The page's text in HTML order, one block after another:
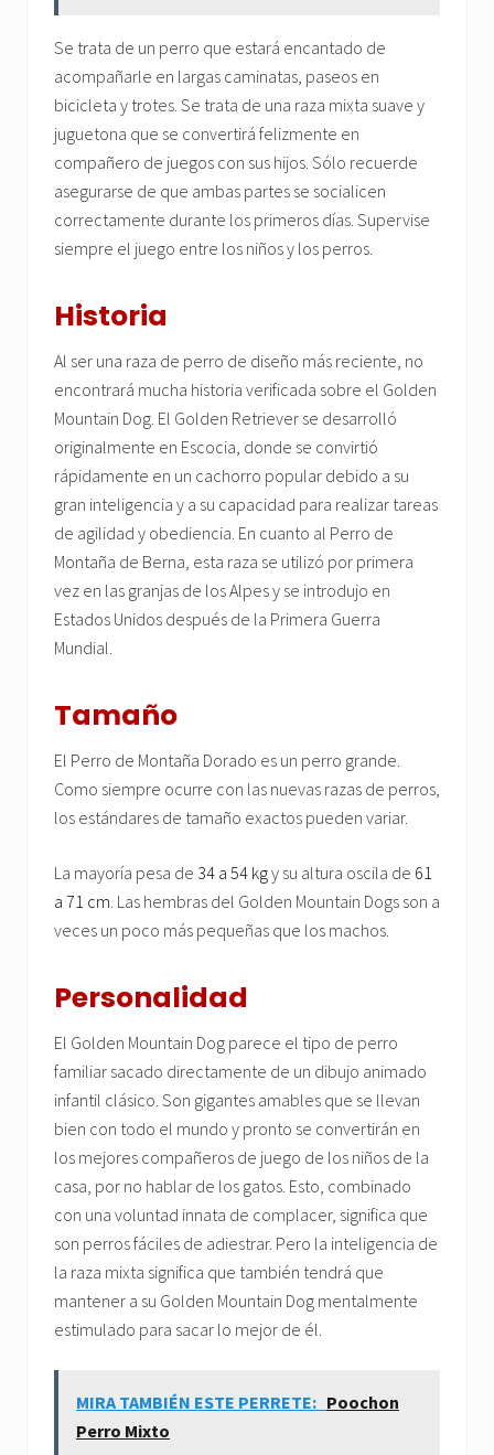
Se trata de un perro que estará encantado de
acompañarle en largas caminatas, paseos en
bicicleta y trotes. Se trata de una raza mixta suave y
juguetona que se convertirá felizmente en
compañero de juegos con sus hijos. Sólo recuerde
asegurarse de que ambas partes se socialicen
correctamente durante los primeros días. Supervise
siempre el juego entre los niños y los perros.
Historia
Al ser una raza de perro de diseño más reciente, no
encontrará mucha historia verificada sobre el Golden
Mountain Dog. El Golden Retriever se desarrolló
originalmente en Escocia, donde se convirtió
rápidamente en un cachorro popular debido a su
gran inteligencia y a su capacidad para realizar tareas
de agilidad y obediencia. En cuanto al Perro de
Montaña de Berna, esta raza se utilizó por primera
vez en las granjas de los Alpes y se introdujo en
Estados Unidos después de la Primera Guerra
Mundial.
Tamaño
El Perro de Montaña Dorado es un perro grande.
Como siempre ocurre con las nuevas razas de perros,
los estándares de tamaño exactos pueden variar.
La mayoría pesa de 34 a 54 kgy su altura oscila de 61
a 71 cm . Las hembras del Golden Mountain Dogs son a
veces un poco más pequeñas que los machos.
Personalidad
El Golden Mountain Dog parece el tipo de perro
familiar sacado directamente de un dibujo animado
infantil clásico. Son gigantes amables que se llevan
bien con todo el mundo y pronto se convertirán en
los mejores compañeros de juego de los niños de la
casa, por no hablar de los gatos. Esto, combinado
con una voluntad innata de complacer, significa que
son perros fáciles de adiestrar. Pero la inteligencia de
la raza mixta significa que también tendrá que
mantener a su Golden Mountain Dog mentalmente
estimulado para sacar lo mejor de él.
MIRA TAMBIÉN ESTE PERRETE: Poochon
Perro Mixto